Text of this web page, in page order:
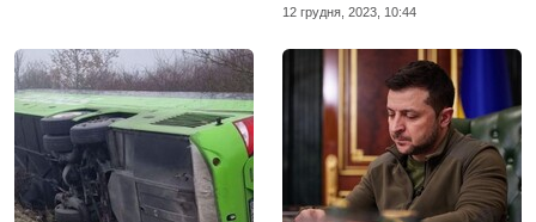
12 грудня, 2023, 10:44